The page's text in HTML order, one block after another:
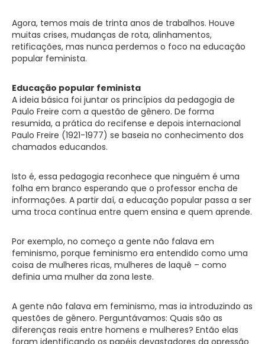
Agora, temos mais de trinta anos de trabalhos. Houve
muitas crises, mudanças de rota, alinhamentos,
retificações, mas nunca perdemos o foco na educação
popular feminista.
Educação popular feminista
A ideia básica foi juntar os princípios da pedagogia de
Paulo Freire com a questão de gênero. De forma
resumida, a prática do recifense e depois internacional
Paulo Freire (1921-1977) se baseia no conhecimento dos
chamados educandos.
Isto é, essa pedagogia reconhece que ninguém é uma
folha em branco esperando que o professor encha de
informações. A partir daí, a educação popular passa a ser
uma troca contínua entre quem ensina e quem aprende.
Por exemplo, no começo a gente não falava em
feminismo, porque feminismo era entendido como uma
coisa de mulheres ricas, mulheres de laquê – como
definia uma mulher da zona leste.
A gente não falava em feminismo, mas ia introduzindo as
questões de gênero. Perguntávamos: Quais são as
diferenças reais entre homens e mulheres? Então elas
foram identificando os papéis devastadores da opressão